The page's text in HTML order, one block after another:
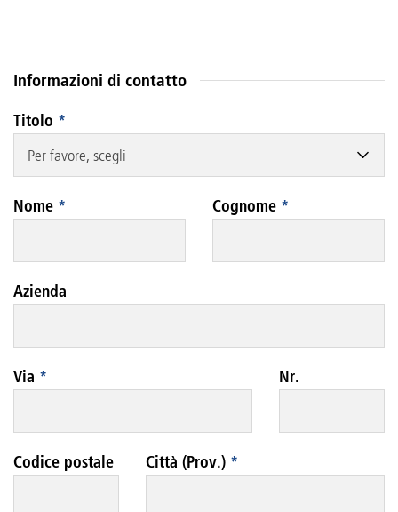
Informazioni di contatto
Titolo *
Per favore, scegli
Nome * Cognome *
Azienda
Via * Nr.
Codice postale Città (Prov.) *